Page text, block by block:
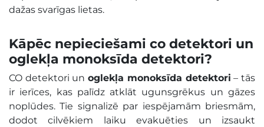
dažas svarīgas lietas.
Kāpēc nepieciešami co detektori un
oglekļa monoksīda detektori?
CO detektori unoglekļa monoksīda detektori – tās
ir ierīces, kas palīdz atklāt ugunsgrēkus un gāzes
noplūdes. Tie signalizē par iespējamām briesmām,
dodot cilvēkiem laiku evakuēties un izsaukt